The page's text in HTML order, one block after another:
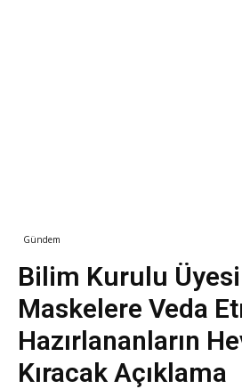
Gündem
Bilim Kurulu
Maskelere Veda
Hazırlananların
Kıracak Açıklama